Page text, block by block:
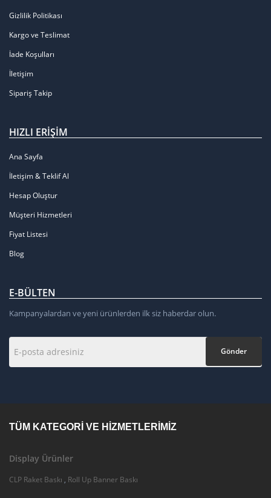
Gizlilik Politikası
Kargo ve Teslimat
İade Koşulları
İletişim
Sipariş Takip
HIZLI ERIŞIM
Ana Sayfa
İletişim & Teklif Al
Hesap Oluştur
Müşteri Hizmetleri
Fiyat Listesi
Blog
E-BÜLTEN
Kampanyalardan ve yeni ürünlerden ilk siz haberdar olun.
Gönder
TÜM KATEGORI VE HIZMETLERIMIZ
Display Ürünler
CLP Raket Baskı , Roll Up Banner Baskı